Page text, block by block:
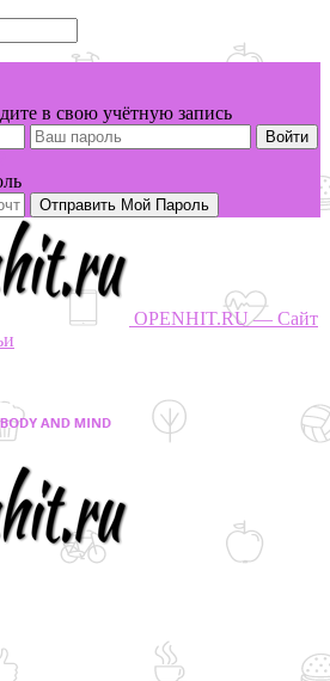
в свою учётную запись
OPENHIT.RU — Сайт